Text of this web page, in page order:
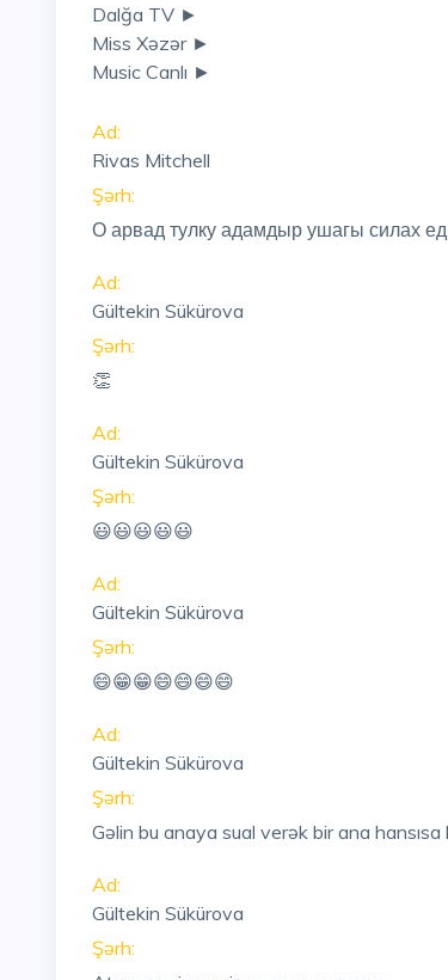
Dalğa TV ►
Miss Xəzər ►
Music Canlı ►
Ad:
Rivas Mitchell
Şərh:
О арвад тулку адамдыр ушагы силах
Ad:
Gültekin Sükürova
Şərh:
👏
Ad:
Gültekin Sükürova
Şərh:
😃😃😃😃😃
Ad:
Gültekin Sükürova
Şərh:
😄😁😁😄😄😄😄
Ad:
Gültekin Sükürova
Şərh:
Gəlin bu anaya sual verək bir ana
Ad:
Gültekin Sükürova
Şərh: